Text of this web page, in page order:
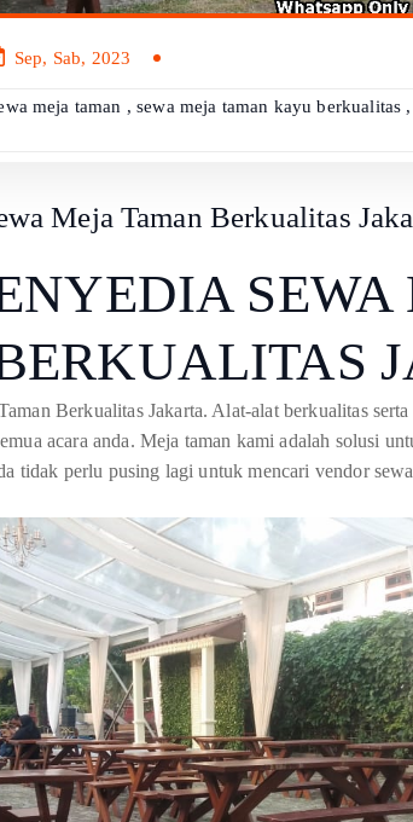
Sep, Sab, 2023
meja taman ,sewa meja taman kayu berkualitas ,
Meja Taman Berkualitas
SEWA
Berkualitas Jakarta. Alat-alat berkualitas
acara anda. Meja taman kami adalah solusi
tidak perlu pusing lagi untuk mencari vendor